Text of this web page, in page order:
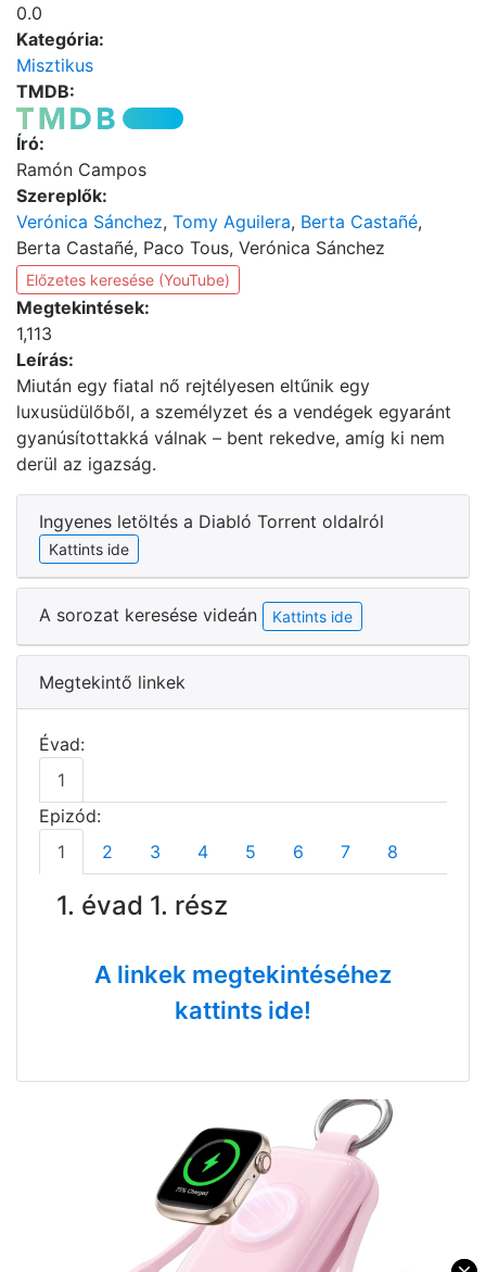
0.0
Kategória:
Misztikus
TMDB:
Író:
Ramón Campos
Szereplők:
Verónica Sánchez, Tomy Aguilera, Berta Castañé,
Berta Castañé, Paco Tous, Verónica Sánchez
Előzetes keresése (YouTube)
Megtekintések:
1,113
Leírás:
Miután egy fiatal nő rejtélyesen eltűnik egy
luxusüdülőből, a személyzet és a vendégek egyaránt
gyanúsítottakká válnak – bent rekedve, amíg ki nem
derül az igazság.
Ingyenes letöltés a Diabló Torrent oldalról
Kattints ide
A sorozat keresése videán Kattints ide
Megtekintő linkek
Évad:
1
Epizód:
1
2 3 4 5 6 7 8
1. évad 1. rész
A linkek megtekintéséhez
kattints ide!